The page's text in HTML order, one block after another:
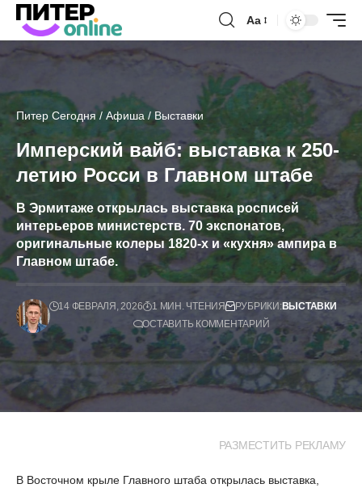
Аа
Питер Сегодня / Афиша / Выставки
Имперский вайб: выставка к 250-
летию Росси в Главном штабе
В Эрмитаже открылась выставка росписей
интерьеров министерств. 70 экспонатов,
оригинальные колеры 1820-х и «кухня» ампира в
Главном штабе.
14 ФЕВРАЛЯ, 2026 1 МИН. ЧТЕНИЯ РУБРИКИ:ВЫСТАВКИ
ОСТАВИТЬ КОММЕНТАРИЙ
РАЗМЕСТИТЬ РЕКЛАМУ
В Восточном крыле Главного штаба открылась выставка,